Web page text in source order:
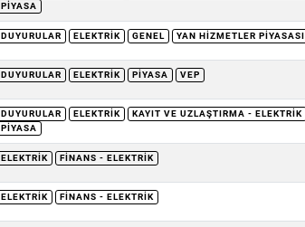
PIYASA
DUYURULAR ELEKTRIK GENEL YAN HIZMETLER PIYASASI
DUYURULAR ELEKTRIK PIYASA VEP
DUYURULAR ELEKTRIK
KAYIT VE UZLAŞTIRMA - ELEKTRIK
PIYASA
ELEKTRIK FINANS - ELEKTRIK
ELEKTRIK FINANS - ELEKTRIK